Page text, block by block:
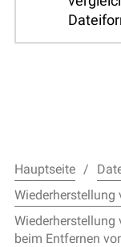
Hauptseite
Wiederherstellung
Wiederherstellung
beim Entfernen